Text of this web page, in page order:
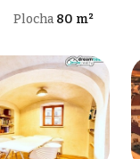
Plocha 80 m²